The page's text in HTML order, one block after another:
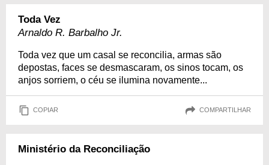
Toda Vez
Arnaldo R. Barbalho Jr.
Toda vez que um casal se reconcilia, armas são
depostas, faces se desmascaram, os sinos tocam, os
anjos sorriem, o céu se ilumina novamente...
COPIAR COMPARTILHAR
Ministério da Reconciliação